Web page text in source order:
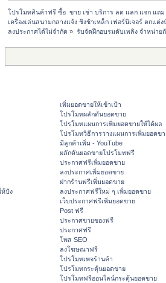
โปรโมทสินค้าฟรี ซื้อ  ขาย เช่า บริการ ลด แลก แจก แถ
เครื่องเล่นสนามกลางแจ้ง ชิงช้าเหล็ก เฟอร์นิเจอร์ ตกแ
ลงประกาศได้ไม่จำกัด » รับจัดฝึกอบรมดับเพลิง จำหน่าย
ห้ปัง
เพิ่มยอดขายให้เข้าเป้า
โปรโมทผลักดันยอดขาย
โปรโมทแผนการเพิ่มยอดขายให้ได้ผล
โปรโมทวิธีการวางแผนการเพิ่มยอดข
มีลูกค้าเพิ่ม - YouTube
ผลักดันยอดขายโปรโมทฟรี
ประกาศฟรีเพิ่มยอดขาย
ลงประกาศเพิ่มยอดขาย
ฝากร้านฟรีเพิ่มยอดขาย
ลงประกาศฟรีใหม่ ๆ เพิ่มยอดขาย
เว็บประกาศฟรีเพิ่มยอดขาย
Post ฟรี
ประกาศขายของฟรี
ประกาศฟรี
โพส SEO
ลงโฆษณาฟรี
โปรโมทเพจร้านค้า
โปรโมทกระตุ้นยอดขาย
โปรโมทฟรีออนไลน์กระตุ้นยอดขาย